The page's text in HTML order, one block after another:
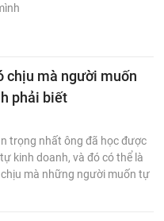
chịu mà người muốn
phải biết
trọng nhất ông đã học được
kinh doanh, và đó có thể là
mà những người muốn tự